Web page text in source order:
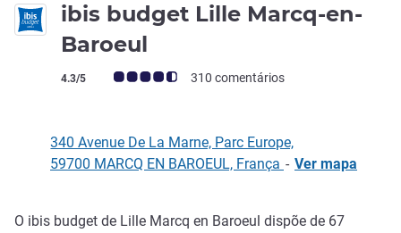
ibis budget Lille Marcq-en-
Baroeul
Nota clientes Avis (Classificação ALL)
4.3/5 310 comentários
340 Avenue De La Marne, Parc Europe,
59700 MARCQ EN BAROEUL, França - Ver mapa
O ibis budget de Lille Marcq en Baroeul dispõe de 67